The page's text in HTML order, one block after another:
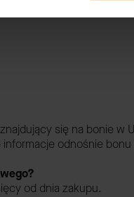
w EURO. Poniżej
się na bonie w
odnośnie
od dnia zakupu.